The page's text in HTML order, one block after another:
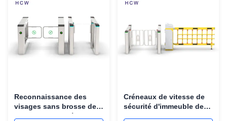
Reconnaissance des
visages sans brosse de
tourniquet de créneau de
Créneaux de vitesse de
sécurité d'immeuble de